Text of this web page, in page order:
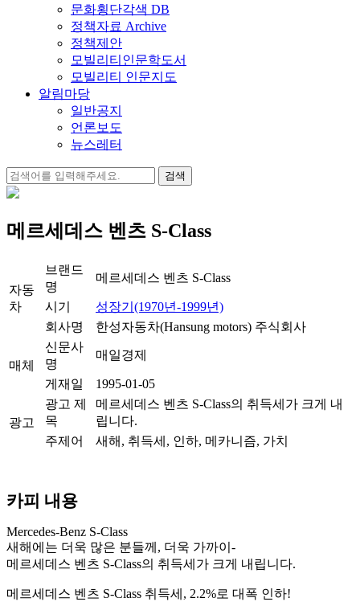
문화횡단각색 DB
정책자료 Archive
정책제안
모빌리티인문학도서
모빌리티 인문지도
알림마당
일반공지
언론보도
뉴스레터
검
색:
메르세데스 벤츠 S-Class
자동
차
브랜드
명
메르세데스 벤츠 S-Class
시기
성장기(1970년-1999년)
회사명
한성자동차(Hansung motors) 주식회사
매체
신문사
명
매일경제
게재일 1995-01-05
광고
광고 제
목
메르세데스 벤츠 S-Class의 취득세가 크게 내
립니다.
주제어
새해, 취득세, 인하, 메카니즘, 가치
카피 내용
Mercedes-Benz S-Class
새해에는 더욱 많은 분들께, 더욱 가까이-
메르세데스 벤츠 S-Class의 취득세가 크게 내립니다.
메르세데스 벤츠 S-Class 취득세, 2.2%로 대폭 인하!